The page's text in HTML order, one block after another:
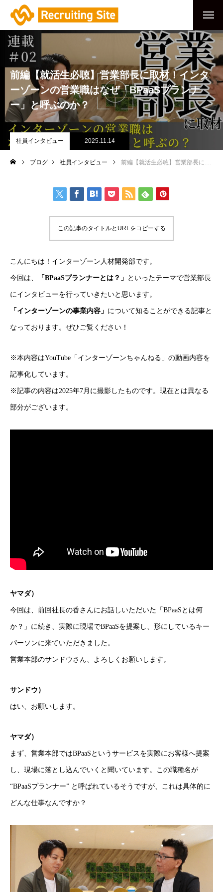
前編【就活生必聴】営業部長に取材！インタ
ーゾーンの営業職はなぜ「BPaaSプランナ
ー」と呼ぶのか？
社員インタビュー 2025.11.14
ブログ 社員インタビュー 前編【就活生必聴】営業部長に取材！インターゾーンの営業職はなぜ「BPaaSプランナー」と呼ぶのか？
この記事のタイトルとURLをコピーする
こんにちは！インターゾーン人材開発部です。
今回は、 「BPaaSプランナーとは？」 といったテーマで営業部長
にインタビューを行っていきたいと思います。
「インターゾーンの事業内容」 について知ることができる記事と
なっております。ぜひご覧ください！
※本内容はYouTube「インターゾーンちゃんねる」の動画内容を
記事化しています。
※記事の内容は2025年7月に撮影したものです。現在とは異なる
部分がございます。
ヤマダ）
今回は、前回社長の香さんにお話しいただいた「BPaaSとは何
か？」に続き、実際に現場でBPaaSを提案し、形にしているキー
パーソンに来ていただきました。
営業本部のサンドウさん、よろしくお願いします。
サンドウ）
はい、お願いします。
ヤマダ）
まず、営業本部ではBPaaSというサービスを実際にお客様へ提案
し、現場に落とし込んでいくと聞いています。この職種名が
“BPaaSプランナー” と呼ばれているそうですが、これは具体的に
どんな仕事なんですか？